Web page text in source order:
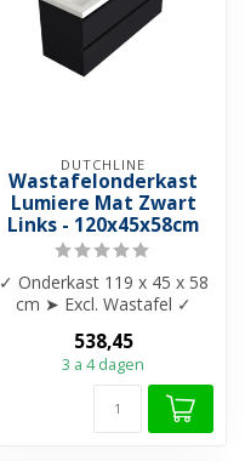
DUTCHLINE
Wastafelonderkast
Lumiere Mat Zwart
Links - 120x45x58cm
✓ Onderkast 119 x 45 x 58
cm ➤ Excl. Wastafel ✓
diepe ...
538,45
3 a 4 dagen